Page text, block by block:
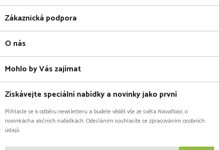
Zákaznická podpora
O nás
Mohlo by Vás zajímat
Získávejte speciální nabídky a novinky jako první
Přihlaste se k odběru newsletteru a budete vědět vše ze světa Navafloor, o
novinkácha akčních nabídkách. Odesláním souhlasíte se zpracováním osobních
údajů.